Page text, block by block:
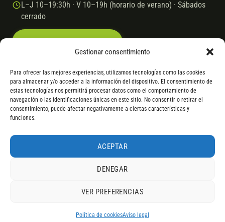
Gestionar consentimiento
Para ofrecer las mejores experiencias, utilizamos tecnologías como las cookies
para almacenar y/o acceder a la información del dispositivo. El consentimiento de
estas tecnologías nos permitirá procesar datos como el comportamiento de
navegación o las identificaciones únicas en este sitio. No consentir o retirar el
consentimiento, puede afectar negativamente a ciertas características y
funciones.
ACEPTAR
DENEGAR
VER PREFERENCIAS
Política de cookiesAviso legal
L–J 10–19:30h · V 10–19h (horario de verano) · Sábados
cerrado
© 2026 Ebike.esAviso legal Política de cookies
VISA Mastercard Transferencia Cofidis
* Financiación instantánea con Cofidis hasta 6.000 € sin intereses.
Gasto de apertura: 4% hasta 18 meses y 7% a 24 meses. Consulta
* Los modelos con entrega inmediata se envían 24 h laborables tras el
servir el producto, se devuelve el importe sin coste. La información de
por otros equivalentes o superiores.RESEÑAS DE